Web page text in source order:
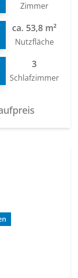
Zimmer
ca. 53,8 m²
Nutzfläche
3
Schlafzimmer